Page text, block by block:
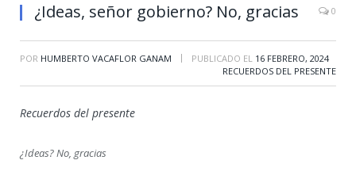
¿Ideas, señor gobierno? No, gracias 0
POR HUMBERTO VACAFLOR GANAM | PUBLICADO EL 16 FEBRERO, 2024
RECUERDOS DEL PRESENTE
Recuerdos del presente
¿Ideas? No, gracias